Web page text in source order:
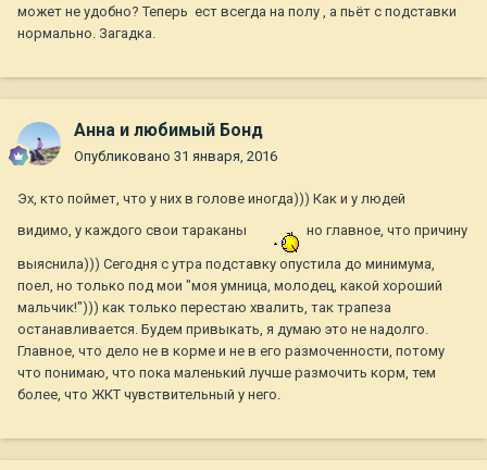
может не удобно? Теперь ест всегда на полу , а пьёт с подставки
нормально. Загадка.
Анна и любимый Бонд
Опубликовано 31 января, 2016
Эх, кто поймет, что у них в голове иногда))) Как и у людей
видимо, у каждого свои тараканы
но главное, что причину
выяснила))) Сегодня с утра подставку опустила до минимума,
поел, но только под мои "моя умница, молодец, какой хороший
мальчик!"))) как только перестаю хвалить, так трапеза
останавливается. Будем привыкать, я думаю это не надолго.
Главное, что дело не в корме и не в его размоченности, потому
что понимаю, что пока маленький лучше размочить корм, тем
более, что ЖКТ чувствительный у него.